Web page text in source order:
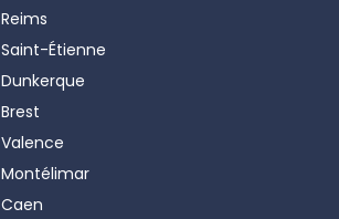
Reims
Saint-Étienne
Dunkerque
Brest
Valence
Montélimar
Caen